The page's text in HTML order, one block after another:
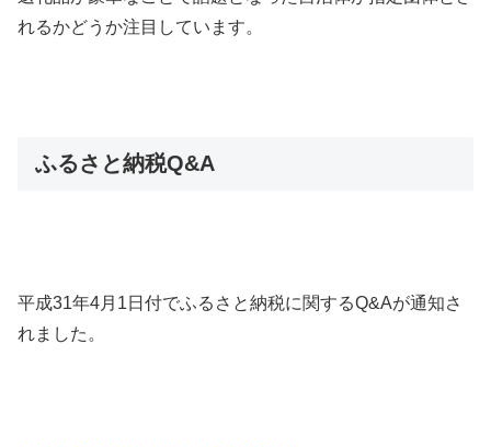
れるかどうか注目しています。
ふるさと納税Q&A
平成31年4月1日付でふるさと納税に関するQ&Aが通知さ
れました。